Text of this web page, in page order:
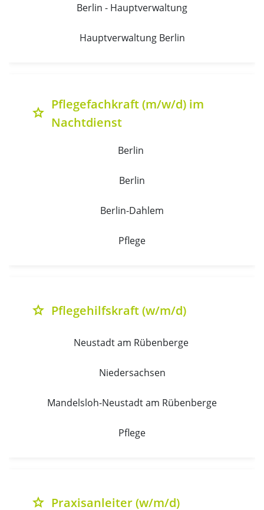
Berlin - Hauptverwaltung
Hauptverwaltung Berlin
grade
Pflegefachkraft (m/w/d) im
Nachtdienst
Berlin
Berlin
Berlin-Dahlem
Pflege
grade Pflegehilfskraft (w/m/d)
Neustadt am Rübenberge
Niedersachsen
Mandelsloh-Neustadt am Rübenberge
Pflege
grade Praxisanleiter (w/m/d)